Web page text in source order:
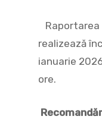
realizează
ianuarie
ore.